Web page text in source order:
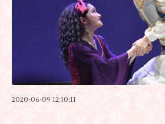
2020-06-09 12:10:11